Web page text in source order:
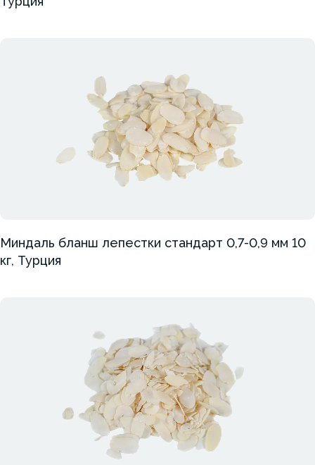
Миндаль бланш лепестки стандарт 0,7-0,9 мм 10
кг, Турция